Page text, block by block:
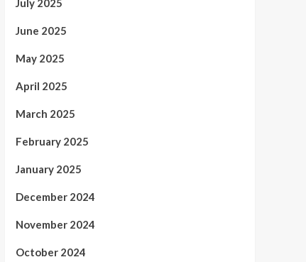
July 2025
June 2025
May 2025
April 2025
March 2025
February 2025
January 2025
December 2024
November 2024
October 2024